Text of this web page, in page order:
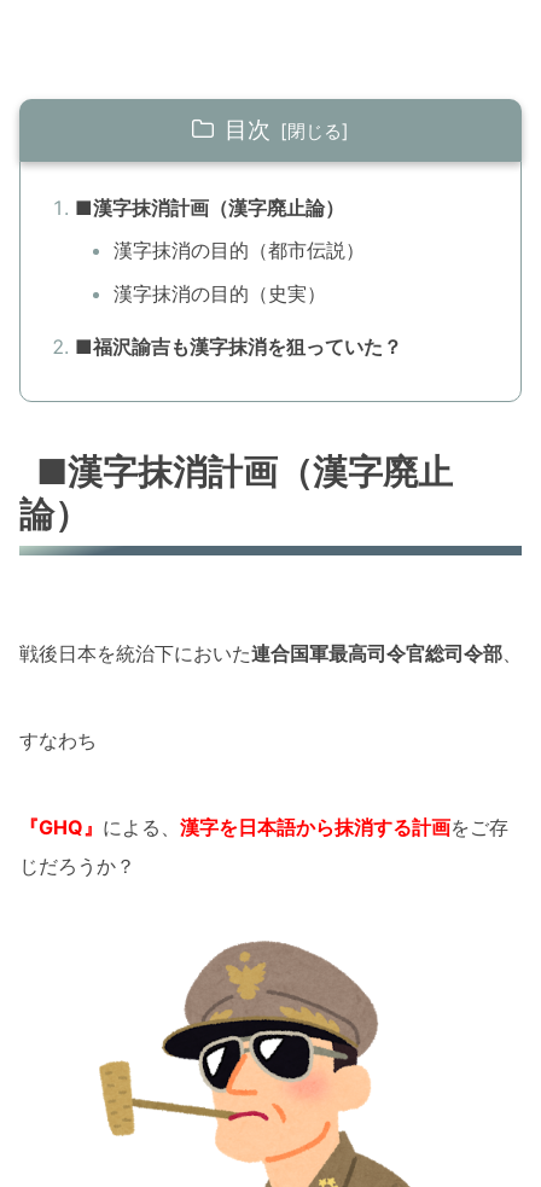
目次
■漢字抹消計画（漢字廃止論）
漢字抹消の目的（都市伝説）
漢字抹消の目的（史実）
■福沢諭吉も漢字抹消を狙っていた？
■漢字抹消計画（漢字廃止
論）
戦後日本を統治下においた連合国軍最高司令官総司令部
すなわち
『GHQ』 による、 漢字を日本語から抹消する計画をご存
じだろうか？